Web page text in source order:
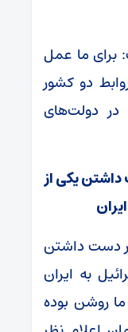
برای ما عمل
دو کشور
در دولت‌های
یکی از
دست داشتن
به ایران
روشن بوده